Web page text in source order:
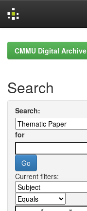
navigationCMMU Digital Archive
Search
Search:
for
Current filters: